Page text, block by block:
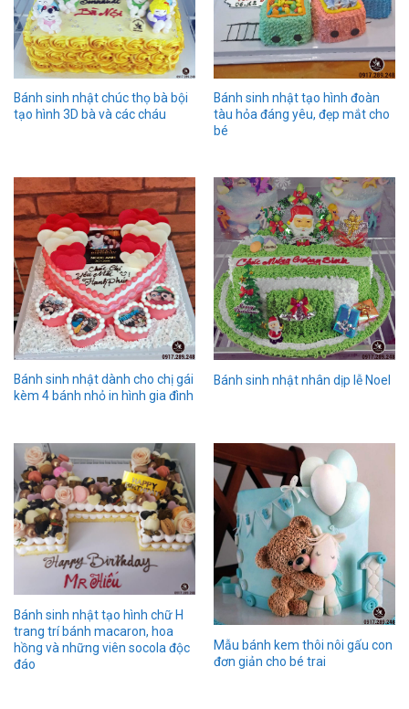
Bánh sinh nhật chúc thọ bà bội
tạo hình 3D bà và các cháu
Bánh sinh nhật tạo hình đoàn
tàu hỏa đáng yêu, đẹp mắt cho
bé
Bánh sinh nhật dành cho chị gái
kèm 4 bánh nhỏ in hình gia đình
Bánh sinh nhật nhân dịp lễ Noel
Bánh sinh nhật tạo hình chữ H
trang trí bánh macaron, hoa
hồng và những viên socola độc
đáo
Mẫu bánh kem thôi nôi gấu con
đơn giản cho bé trai